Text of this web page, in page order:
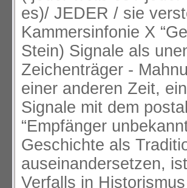
es)/ JEDER / sie
Kammersinfonie X
Stein) Signale als
Zeichenträger -
einer anderen Zeit,
Signale mit dem
“Empfänger
Geschichte als
auseinandersetzen,
Verfalls in